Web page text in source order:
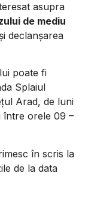
asupra
de mediu
declanşarea
poate fi
Splaiul
Arad, de luni
între orele 09 –
în scris la
de la data